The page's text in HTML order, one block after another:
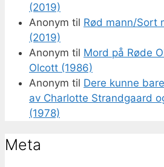
(2019)
Anonym til Rød mann/Sort
(2019)
Anonym til Mord på Røde
Olcott (1986)
Anonym til Dere kunne
av Charlotte Strandgaard
(1978)
Meta